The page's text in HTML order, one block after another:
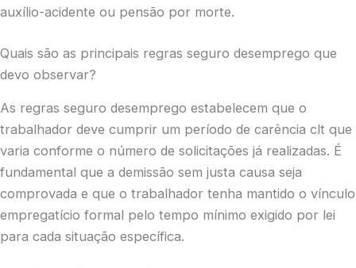
auxílio-acidente ou pensão por morte.
Quais são as principais regras seguro desemprego que
devo observar?
As regras seguro desemprego estabelecem que o
trabalhador deve cumprir um período de carência clt que
varia conforme o número de solicitações já realizadas. É
fundamental que a demissão sem justa causa seja
comprovada e que o trabalhador tenha mantido o vínculo
empregatício formal pelo tempo mínimo exigido por lei
para cada situação específica.